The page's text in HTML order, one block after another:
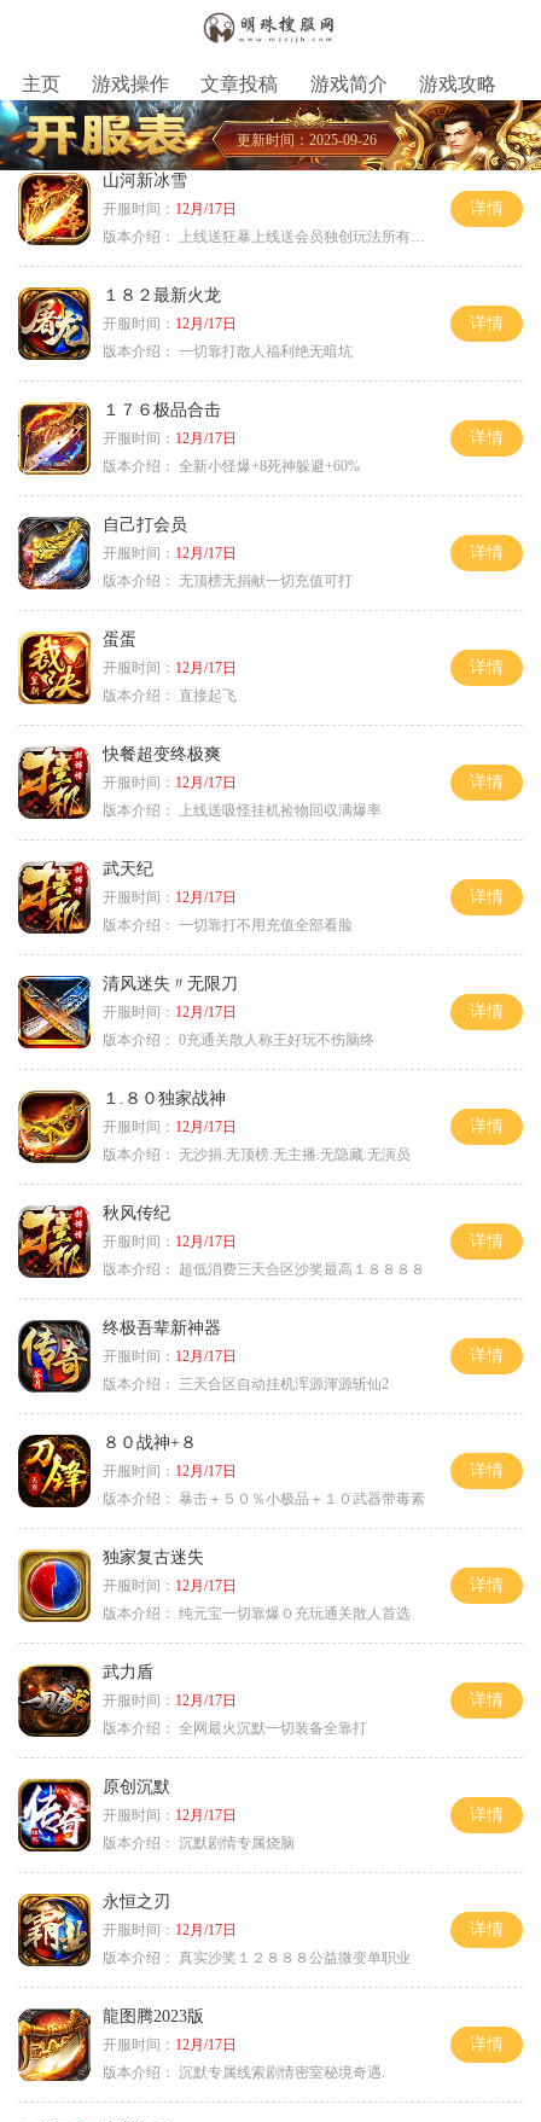
主页 游戏操作 文章投稿 游戏简介 游戏攻略
更新时间：2025-09-26
山河新冰雪
开服时间： 12月/17日
版本介绍：
上线送狂暴上线送会员独创玩法所有装备靠
详情
１８２最新火龙
开服时间： 12月/17日
版本介绍： 一切靠打散人福利绝无暗坑
详情
１７６极品合击
开服时间： 12月/17日
版本介绍： 全新小怪爆+8死神躲避+60%
详情
自己打会员
开服时间： 12月/17日
版本介绍： 无顶榜无捐献一切充值可打
详情
蛋蛋
开服时间： 12月/17日
版本介绍： 直接起飞
详情
快餐超变终极爽
开服时间： 12月/17日
版本介绍：
上线送吸怪挂机捡物回収满爆率
详情
武天纪
开服时间： 12月/17日
版本介绍： 一切靠打不用充值全部看脸
详情
清风迷失〃无限刀
开服时间： 12月/17日
版本介绍： 0充通关散人称王好玩不伤脑终
详情
１.８０独家战神
开服时间： 12月/17日
版本介绍： 无沙捐.无顶榜.无主播.无隐藏.无演员
详情
秋风传纪
开服时间： 12月/17日
版本介绍：
超低消费三天合区沙奖最高１８８８８
详情
终极吾辈新神器
开服时间： 12月/17日
版本介绍：
三天合区自动挂机浑源渾源斩仙2
详情
８０战神+８
开服时间： 12月/17日
版本介绍： 暴击＋５０％小极品＋１０武器带毒素
详情
独家复古迷失
开服时间： 12月/17日
版本介绍： 纯元宝一切靠爆０充玩通关散人首选
详情
武力盾
开服时间： 12月/17日
版本介绍： 全网最火沉默一切装备全靠打
详情
原创沉默
开服时间： 12月/17日
版本介绍： 沉默剧情专属烧脑
详情
永恒之刃
开服时间： 12月/17日
版本介绍： 真实沙奖１２８８８公益微变单职业
详情
龍图腾2023版
开服时间： 12月/17日
版本介绍： 沉默专属线索剧情密室秘境奇遇.
详情